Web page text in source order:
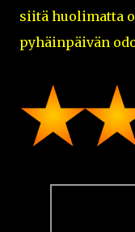
siitä huolimatta
pyhäinpäivän